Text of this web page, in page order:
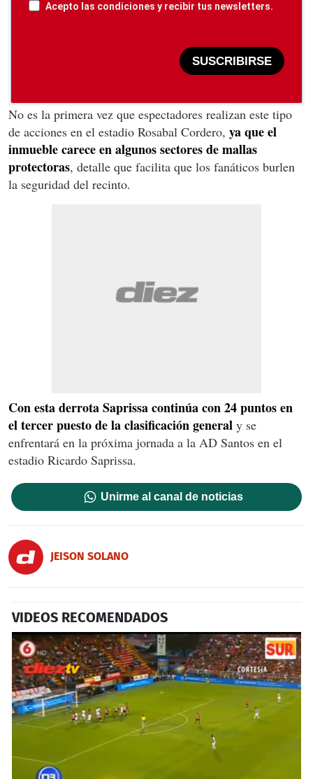
Acepto las condiciones y recibir tus newsletters.
SUSCRIBIRSE
No es la primera vez que espectadores realizan este tipo
de acciones en el estadio Rosabal Cordero, ya que el
inmueble carece en algunos sectores de mallas
protectoras, detalle que facilita que los fanáticos burlen
la seguridad del recinto.
Con esta derrota Saprissa continúa con 24 puntos en
el tercer puesto de la clasificación general y se
enfrentará en la próxima jornada a la AD Santos en el
estadio Ricardo Saprissa.
Unirme al canal de noticias
JEISON SOLANO
VIDEOS RECOMENDADOS